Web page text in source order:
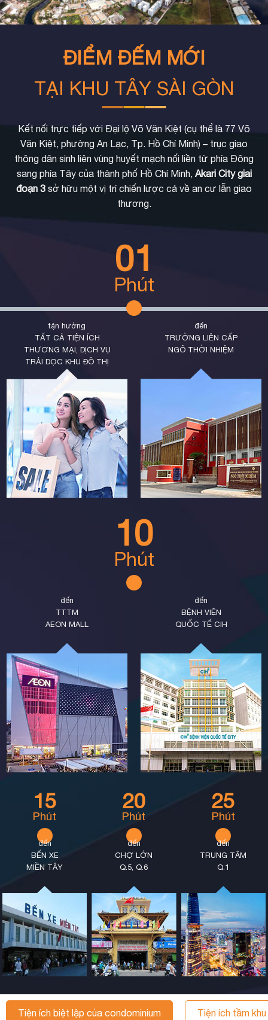
ĐIỂM ĐẾM MỚI
TẠI KHU TÂY SÀI GÒN
Kết nối trực tiếp với Đại lộ Võ Văn Kiệt (cụ thể là 77 Võ
Văn Kiệt, phường An Lạc, Tp. Hồ Chí Minh) – trục giao
thông dân sinh liên vùng huyết mạch nối liền từ phía Đông
sang phía Tây của thành phố Hồ Chí Minh, Akari City giai
đoạn 3 sở hữu một vị trí chiến lược cả về an cư lẫn giao
thương.
01
Phút
tận hưởng
TẤT CẢ TIỆN ÍCH
THƯƠNG MẠI, DỊCH VỤ
TRẢI DỌC KHU ĐÔ THỊ
đến
TRƯỜNG LIÊN CẤP
NGÔ THỜI NHIỆM
10
Phút
đến
TTTM
AEON MALL
đến
BỆNH VIỆN
QUỐC TẾ CIH
15
Phút
đến
BẾN XE
MIỀN TÂY
20
Phút
đến
CHỢ LỚN
Q.5, Q.6
25
Phút
đến
TRUNG TÂM
Q.1
Tiện ích biệt lập của condominium Tiện ích tầm